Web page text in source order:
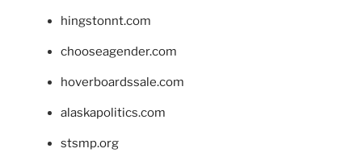
hingstonnt.com
chooseagender.com
hoverboardssale.com
alaskapolitics.com
stsmp.org